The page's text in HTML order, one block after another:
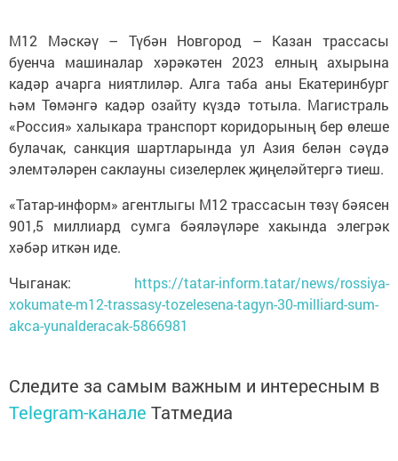
М12 Мәскәү – Түбән Новгород – Казан трассасы
буенча машиналар хәрәкәтен 2023 елның ахырына
кадәр ачарга ниятлиләр. Алга таба аны Екатеринбург
һәм Төмәнгә кадәр озайту күздә тотыла. Магистраль
«Россия» халыкара транспорт коридорының бер өлеше
булачак, санкция шартларында ул Азия белән сәүдә
элемтәләрен саклауны сизелерлек җиңеләйтергә тиеш.
«Татар-информ» агентлыгы М12 трассасын төзү бәясен
901,5 миллиард сумга бәяләүләре хакында элегрәк
хәбәр иткән иде.
Чыганак: https://tatar-inform.tatar/news/rossiya-
xokumate-m12-trassasy-tozelesena-tagyn-30-milliard-sum-
akca-yunalderacak-5866981
Следите за самым важным и интересным в
Telegram-канале Татмедиа